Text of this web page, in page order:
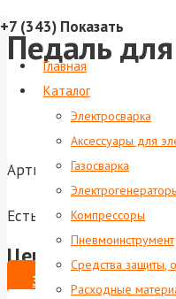
+7 (343) Показать
Главная
Каталог
Электросварка
Аксессуары для
Газосварка
Компрессоры
Пневмоинструмент
Средства защиты,
Расходные
Педаль для
Артикул: foxweld-6112
Есть в наличии
Цена по запросу
ЗАКАЗАТЬ